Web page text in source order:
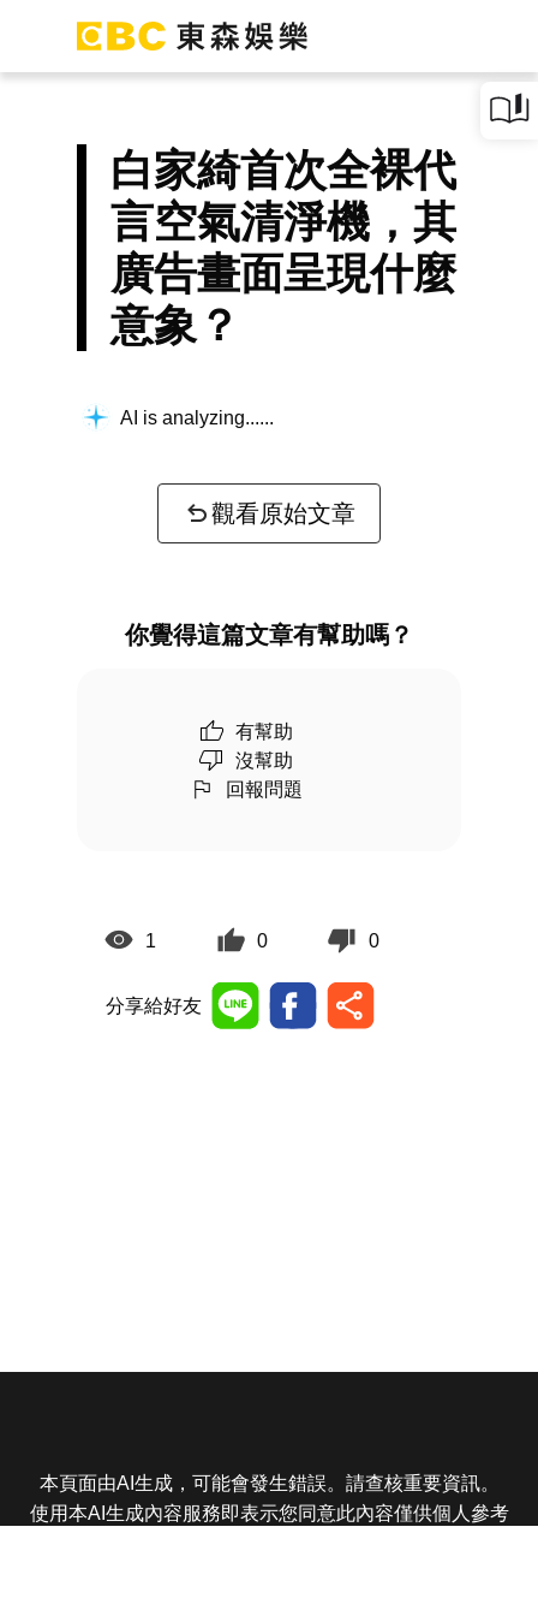
白家綺首次全裸代
言空氣清淨機，其
廣告畫面呈現什麼
意象？
AI is analyzing...
觀看原始文章
你覺得這篇文章有幫助嗎？
有幫助
沒幫助
回報問題
1 0 0
分享給好友
本頁面由AI生成，可能會發生錯誤。請查核重要資訊。
使用本AI生成內容服務即表示您同意此內容僅供個人參考